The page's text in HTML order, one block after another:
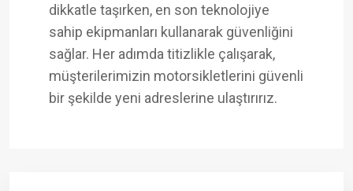
dikkatle taşırken, en son teknolojiye
sahip ekipmanları kullanarak güvenliğini
sağlar. Her adımda titizlikle çalışarak,
müşterilerimizin motorsikletlerini güvenli
bir şekilde yeni adreslerine ulaştırırız.